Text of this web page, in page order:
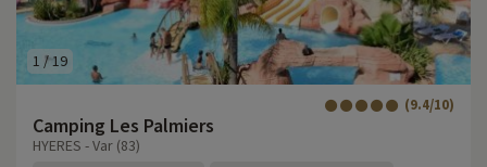
1 /19
Camping Les Palmiers
(9.4/10)
HYERES - Var (83)